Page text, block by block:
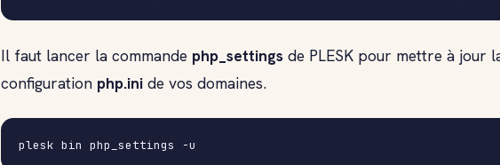
Il faut lancer la commande php_settings de PLESK pour mettre à jour
configuration php.ini de vos domaines.
plesk bin php_settings -u